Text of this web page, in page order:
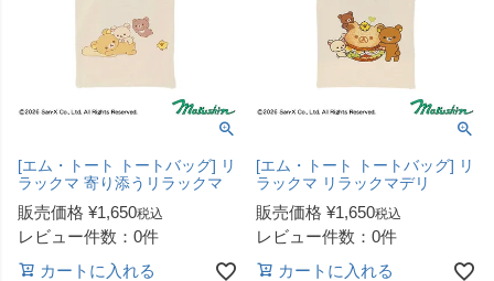
[エム・トート トートバッグ] リ
ラックマ 寄り添うリラックマ
販売価格 ¥1,650税込
レビュー件数：0件
カートに入れる
[エム・トート トートバッグ] リ
ラックマ リラックマデリ
販売価格 ¥1,650税込
レビュー件数：0件
カートに入れる